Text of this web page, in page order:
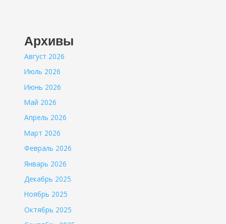
Архивы
Август 2026
Июль 2026
Июнь 2026
Май 2026
Апрель 2026
Март 2026
Февраль 2026
Январь 2026
Декабрь 2025
Ноябрь 2025
Октябрь 2025